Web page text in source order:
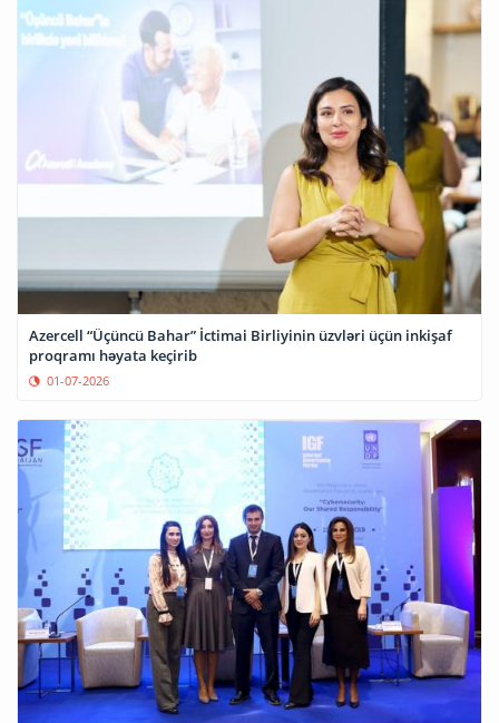
Azercell “Üçüncü Bahar” İctimai Birliyinin üzvləri üçün inkişaf
proqramı həyata keçirib
01-07-2026